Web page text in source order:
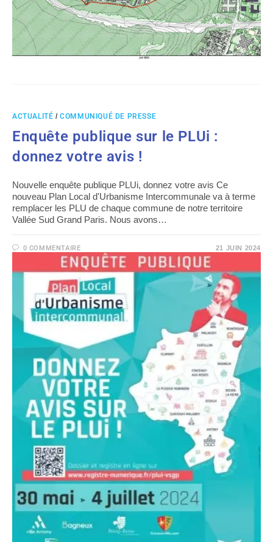
ACTUALITÉ /COMMUNIQUÉ DE PRESSE
Enquête publique sur le PLUi :
donnez votre avis !
Nouvelle enquête publique PLUi, donnez votre avis Ce
nouveau Plan Local d'Urbanisme Intercommunale va à terme
remplacer les PLU de chaque commune de notre territoire
Vallée Sud Grand Paris. Nous avons…
0 COMMENTAIRE 21 JUIN 2024